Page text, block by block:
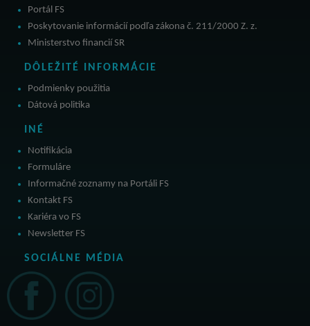
Portál FS
Poskytovanie informácií podľa zákona č. 211/2000 Z. z.
Ministerstvo financií SR
DÔLEŽITÉ INFORMÁCIE
Podmienky použitia
Dátová politika
INÉ
Notifikácia
Formuláre
Informačné zoznamy na Portáli FS
Kontakt FS
Kariéra vo FS
Newsletter FS
SOCIÁLNE MÉDIA